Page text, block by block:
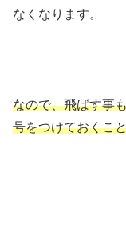
なくなります。
なので、飛ばす事
号をつけておくこ